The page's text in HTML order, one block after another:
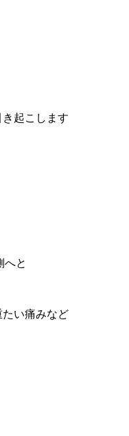
起こします
へと
い痛みなど